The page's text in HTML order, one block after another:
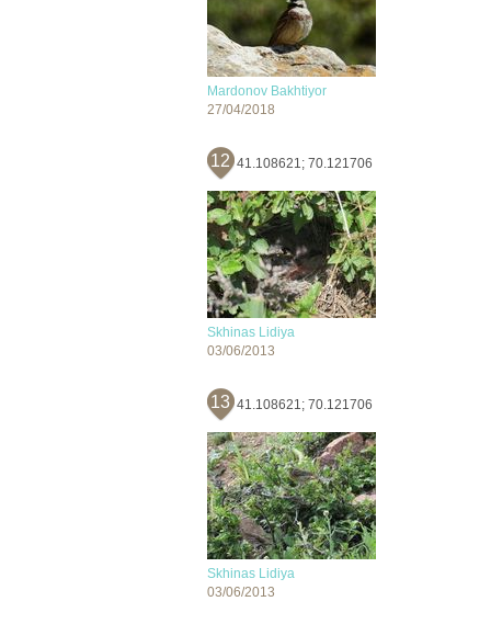
Mardonov Bakhtiyor
27/04/2018
12 41.108621; 70.121706
Skhinas Lidiya
03/06/2013
13 41.108621; 70.121706
Skhinas Lidiya
03/06/2013